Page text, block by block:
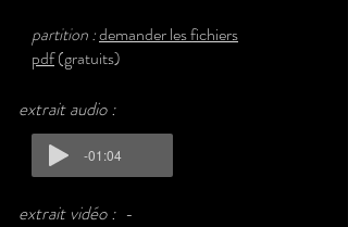
partition :demander les fichiers
pdf(gratuits)
extrait audio :
-01:04
extrait vidéo : -